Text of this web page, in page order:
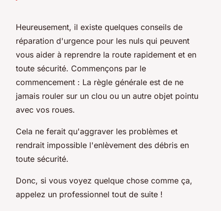
Heureusement, il existe quelques conseils de
réparation d'urgence pour les nuls qui peuvent
vous aider à reprendre la route rapidement et en
toute sécurité. Commençons par le
commencement : La règle générale est de ne
jamais rouler sur un clou ou un autre objet pointu
avec vos roues.
Cela ne ferait qu'aggraver les problèmes et
rendrait impossible l'enlèvement des débris en
toute sécurité.
Donc, si vous voyez quelque chose comme ça,
appelez un professionnel tout de suite !